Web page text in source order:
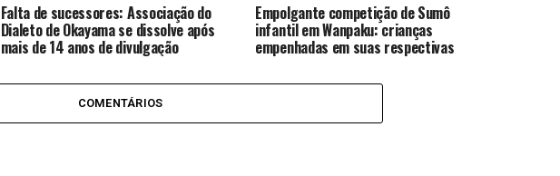
Falta de sucessores: Associação do
Dialeto de Okayama se dissolve após
mais de 14 anos de divulgação
Empolgante competição de Sumô
infantil em Wanpaku: crianças
empenhadas em suas respectivas
COMENTÁRIOS